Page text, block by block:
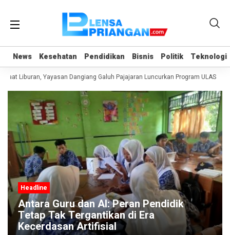
News Kesehatan Pendidikan Bisnis Politik Teknologi
News Kesehatan Pendidikan Bisnis Politik Teknologi
Liburan, Yayasan Dangiang Galuh Pajajaran Luncurkan Program ULAS di
Headline
Antara Guru dan AI: Peran Pendidik
Tetap Tak Tergantikan di Era
Kecerdasan Artifisial